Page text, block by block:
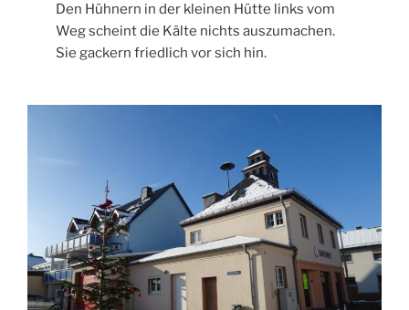
Den Hühnern in der kleinen Hütte links vom
Weg scheint die Kälte nichts auszumachen.
Sie gackern friedlich vor sich hin.